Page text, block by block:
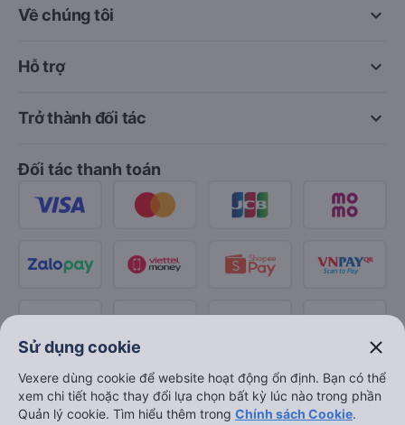
keyboard_arrow_down
Về chúng tôi
keyboard_arrow_down
Hỗ trợ
keyboard_arrow_down
Trở thành đối tác
Đối tác thanh toán
Sử dụng cookie close
Vexere dùng cookie để website hoạt động ổn định. Bạn có thể
xem chi tiết hoặc thay đổi lựa chọn bất kỳ lúc nào trong phần
Quản lý cookie. Tìm hiểu thêm trong Chính sách Cookie.